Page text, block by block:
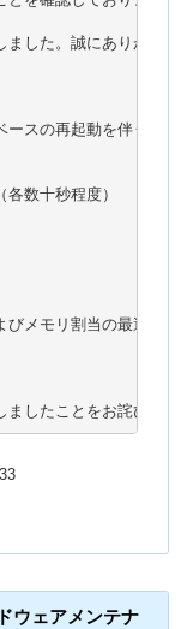
ました。誠にありがとう
ースの再起動を伴う短
十秒程度）
メモリ割当の最適化
ウェアメンテナ